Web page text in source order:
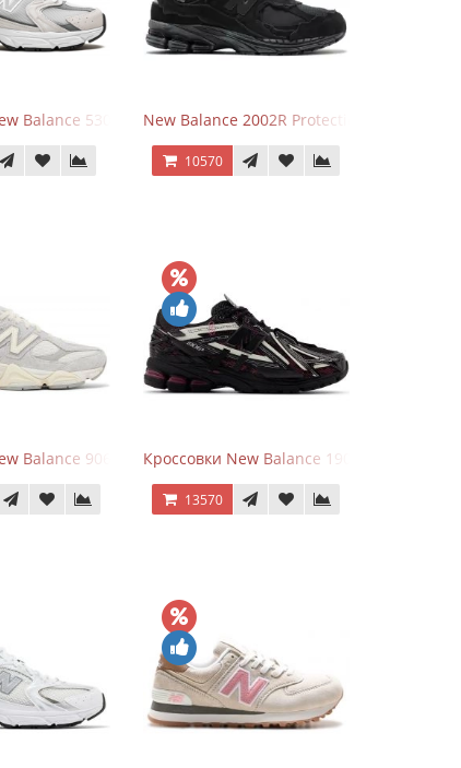
Balance 530 Grey Matter Harbor Grey
New Balance 2002R Protection Phantom
10570
Dark Grey
Balance 9060 Quartz GreyКроссовки New Balance 1906A Dragon
13570